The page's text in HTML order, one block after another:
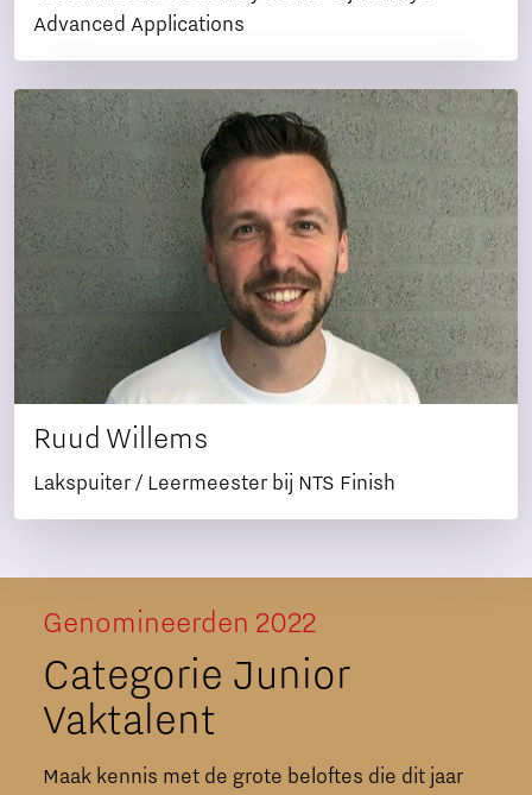
Advanced Applications
Ruud Willems
Lakspuiter / Leermeester bij NTS Finish
Genomineerden 2022
Categorie Junior
Vaktalent
Maak kennis met de grote beloftes die dit jaar